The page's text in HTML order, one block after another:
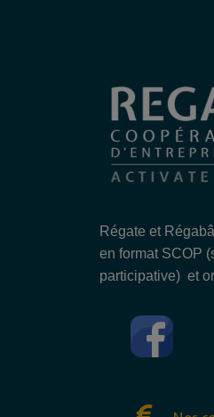
Régate et
en format SCOP
participative) et